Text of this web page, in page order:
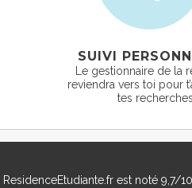
SUIVI
Le gestionnaire de la
reviendra vers toi pour
tes recherches
ResidenceEtudiante.frest noté 9,7/10